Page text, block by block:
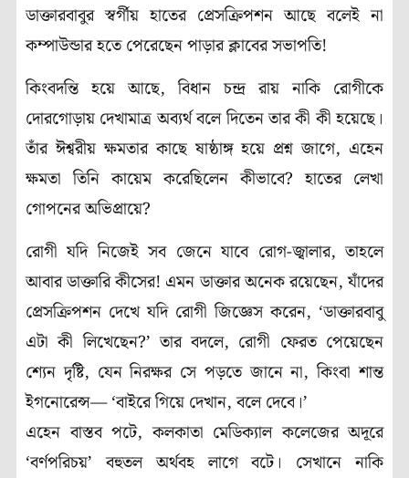
ডাক্তারবাবুর স্বর্গীয় হাতের প্রেসক্রিপশন আছে বলেই না
কম্পাউন্ডার হতে পেরেছেন পাড়ার ক্লাবের সভাপতি!
কিংবদন্তি হয়ে আছে, বিধান চন্দ্র রায় নাকি রোগীকে
দোরগোড়ায় দেখামাত্র অব্যর্থ বলে দিতেন তার কী কী হয়েছে।
তাঁর ঈশ্বরীয় ক্ষমতার কাছে ষাষ্ঠাঙ্গ হয়ে প্রশ্ন জাগে, এহেন
ক্ষমতা তিনি কায়েম করেছিলেন কীভাবে? হাতের লেখা
গোপনের অভিপ্রায়ে?
রোগী যদি নিজেই সব জেনে যাবে রোগ-জ্বালার, তাহলে
আবার ডাক্তারি কীসের! এমন ডাক্তার অনেক রয়েছেন, যাঁদের
প্রেসক্রিপশন দেখে যদি রোগী জিজ্ঞেস করেন, ‘ডাক্তারবাবু
এটা কী লিখেছেন?’ তার বদলে, রোগী ফেরত পেয়েছেন
শ্যেন দৃষ্টি, যেন নিরক্ষর সে পড়তে জানে না, কিংবা শান্ত
ইগনোরেন্স— ‘বাইরে গিয়ে দেখান, বলে দেবে।’
এহেন বাস্তব পটে, কলকাতা মেডিক্যাল কলেজের অদূরে
‘বর্ণপরিচয়’ বহুতল অর্থবহ লাগে বটে। সেখানে নাকি